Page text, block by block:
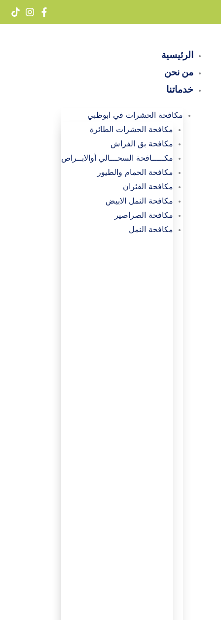
الرئيسية
من نحن
خدماتنا
مكافحة الحشرات في ابوظبي
مكافحة الحشرات الطائرة
مكافحة بق الفراش
مكـــــافحة السحـــالي أوالابــراص
مكافحة الحمام والطيور
مكافحة الفئران
مكافحة النمل الابيض
مكافحة الصراصير
مكافحة النمل